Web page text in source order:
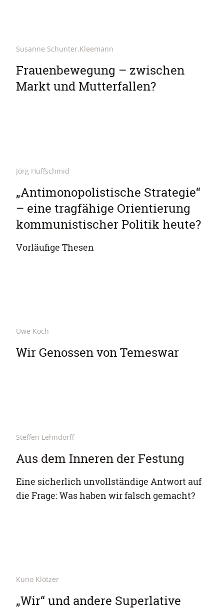
Susanne Schunter.Kleemann
Frauenbewegung – zwischen
Markt und Mutterfallen?
Jörg Huffschmid
„Antimonopolistische Strategie“
– eine tragfähige Orientierung
kommunistischer Politik heute?
Vorläufige Thesen
Uwe Koch
Wir Genossen von Temeswar
Steffen Lehndorff
Aus dem Inneren der Festung
Eine sicherlich unvollständige Antwort auf
die Frage: Was haben wir falsch gemacht?
Kuno Klötzer
„Wir“ und andere Superlative